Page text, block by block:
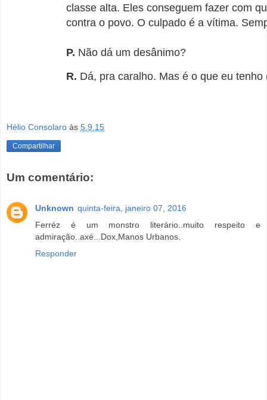
classe alta. Eles conseguem fazer com
contra o povo. O culpado é a vítima.
P. Não dá um desânimo?
R. Dá, pra caralho. Mas é o que eu tenho
Hélio Consolaro às 5.9.15
Compartilhar
Um comentário:
Unknown quinta-feira, janeiro 07, 2016
Ferréz é um monstro literário..muito respeito e
admiração..axé...Dox,Manos Urbanos.
Responder